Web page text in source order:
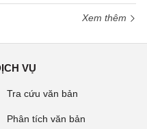
Xem thêm
VỤ
Tra cứu văn bản
Phân tích văn bản